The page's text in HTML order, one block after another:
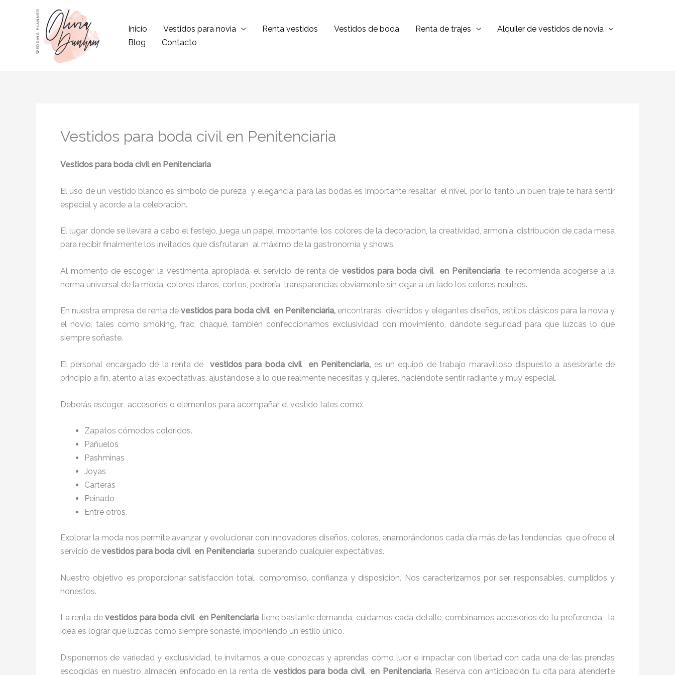
contenido
Inicio Vestidos para novia Renta vestidos Vestidos de boda Renta de trajes
Alquiler de vestidos de novia
Blog
Contacto
Vestidos para boda civil en Penitenciaria
Vestidos para boda civil en Penitenciaria
El uso de un vestido blanco es símbolo de pureza y elegancia, para las bodas es importante resaltar el nivel, por lo tanto un buen traje te hará sentir
especial y acorde a la celebración.
El lugar donde se llevará a cabo el festejo, juega un papel importante, los colores de la decoración, la creatividad, armonía, distribución de cada mesa
para recibir finalmente los invitados que disfrutaran al máximo de la gastronomía y shows.
Al momento de escoger la vestimenta apropiada, el servicio de renta de vestidos para boda civil en Penitenciaria , te recomienda acogerse a la
norma universal de la moda, colores claros, cortos, pedrería, transparencias obviamente sin dejar a un lado los colores neutros.
En nuestra empresa de renta devestidos para boda civil en Penitenciaria, encontrarás divertidos y elegantes diseños, estilos clásicos para la novia y
el novio, tales como smoking, frac, chaqué, también confeccionamos exclusividad con movimiento, dándote seguridad para que luzcas lo que
siempre soñaste.
El personal encargado de la renta de vestidos para boda civil en Penitenciaria, es un equipo de trabajo maravilloso dispuesto a asesorarte de
principio a fin, atento a las expectativas, ajustándose a lo que realmente necesitas y quieres, haciéndote sentir radiante y muy especial.
Deberás escoger accesorios o elementos para acompañar el vestido tales como:
Zapatos cómodos coloridos.
Pañuelos
Pashminas
Joyas
Carteras
Peinado
Entre otros.
Explorar la moda nos permite avanzar y evolucionar con innovadores diseños, colores, enamorándonos cada día más de las tendencias que ofrece el
servicio de vestidos para boda civil en Penitenciaria, superando cualquier expectativas.
Nuestro objetivo es proporcionar satisfacción total, compromiso, confianza y disposición. Nos caracterizamos por ser responsables, cumplidos y
honestos.
La renta devestidos para boda civil en Penitenciaria tiene bastante demanda, cuidamos cada detalle, combinamos accesorios de tu preferencia, la
idea es lograr que luzcas como siempre soñaste, imponiendo un estilo único.
Disponemos de variedad y exclusividad, te invitamos a que conozcas y aprendas cómo lucir e impactar con libertad con cada una de las prendas
escogidas en nuestro almacén enfocado en la renta de vestidos para boda civil en Penitenciaria. Reserva con anticipación tu cita para atenderte